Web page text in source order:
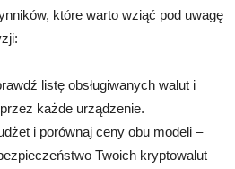
które warto wziąć pod uwagę
listę obsługiwanych walut i
każde urządzenie.
i porównaj ceny obu modeli –
Twoich kryptowalut